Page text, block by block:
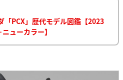
「PCX」歴代モデル図鑑【2023
ューカラー】